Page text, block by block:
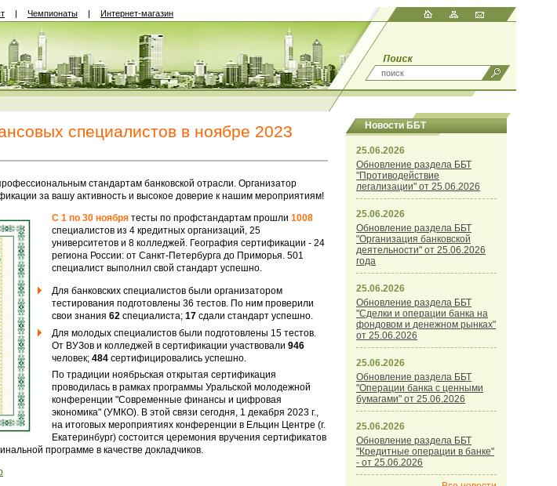
| Чемпионаты | Интернет-магазин
специалистов в ноябре 2023
стандартам банковской отрасли. Организатор
за вашу активность и высокое доверие к нашим мероприятиям!
С 1 по 30 ноября тесты по профстандартам прошли 1008
специалистов из 4 кредитных организаций, 25
университетов и 8 колледжей. География сертификации - 24
региона России: от Санкт-Петербурга до Приморья. 501
специалист выполнил свой стандарт успешно.
Для банковских специалистов были организатором
тестирования подготовлены 36 тестов. По ним проверили
свои знания 62 специалиста; 17 сдали стандарт успешно.
Для молодых специалистов были подготовлены 15 тестов.
От ВУЗов и колледжей в сертификации участвовали 946
человек; 484 сертифицировались успешно.
По традиции ноябрьская открытая сертификация
проводилась в рамках программы Уральской молодежной
конференции "Современные финансы и цифровая
экономика" (УМКО). В этой связи сегодня, 1 декабря 2023 г.,
на итоговых мероприятиях конференции в Ельцин Центре (г.
Екатеринбург) состоится церемония вручения сертификатов
программе в качестве докладчиков.
Новости ББТ
25.06.2026
Обновление раздела ББТ
"Противодействие
легализации" от 25.06.2026
25.06.2026
Обновление раздела ББТ
"Организация банковской
деятельности" от 25.06.2026
года
25.06.2026
Обновление раздела ББТ
"Сделки и операции банка на
фондовом и денежном рынках"
от 25.06.2026
25.06.2026
Обновление раздела ББТ
"Операции банка с ценными
бумагами" от 25.06.2026
25.06.2026
Обновление раздела ББТ
"Кредитные операции в банке"
- от 25.06.2026